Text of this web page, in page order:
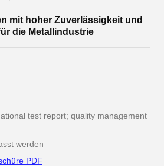
mit hoher Zuverlässigkeit und
die Metallindustrie
test report; quality management
werden
PDF